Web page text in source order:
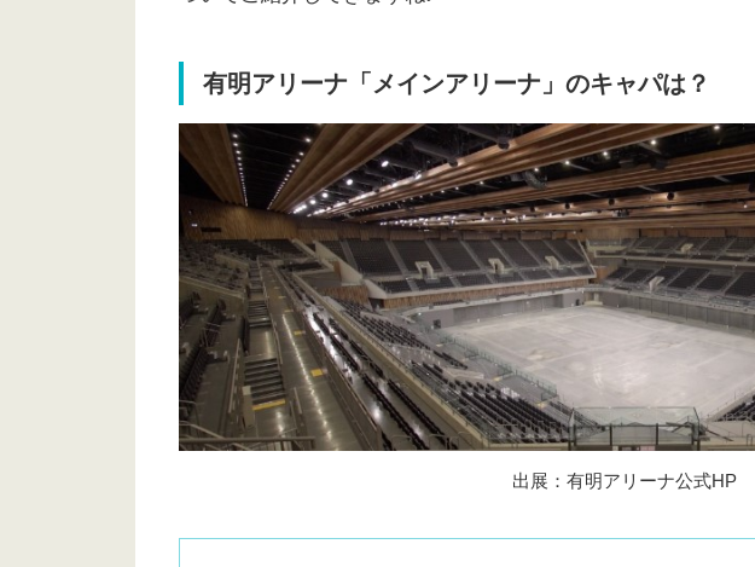
有明アリーナ「メインアリーナ」のキャパは？
出展：有明アリーナ公式HP